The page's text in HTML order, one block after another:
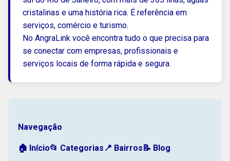
cristalinas e uma história rica. É referência em
serviços, comércio e turismo.
No AngraLink você encontra tudo o que precisa para
se conectar com empresas, profissionais e
serviços locais de forma rápida e segura.
Navegação
🏠 Início📂 Categorias 📍 Bairros 📝 Blog